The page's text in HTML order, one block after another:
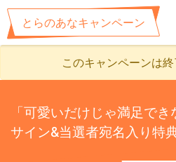
とらのあなキャンペーン
このキャンペーンは終
「可愛いだけじゃ満足で
サイン&当選者宛名入り特